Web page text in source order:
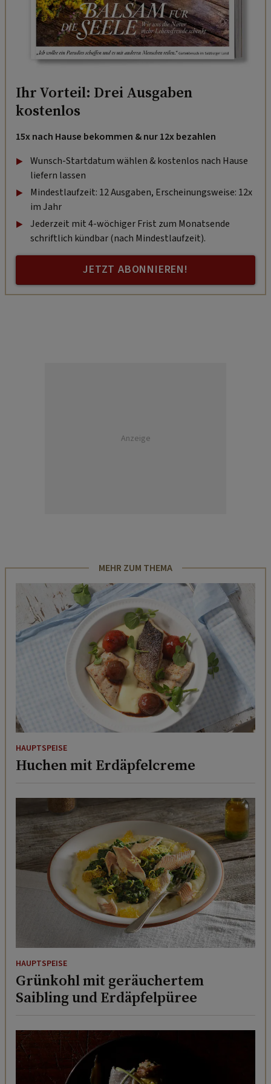
Ihr Vorteil: Drei Ausgaben
kostenlos
15x nach Hause bekommen & nur 12x bezahlen
Wunsch-Startdatum wählen & kostenlos nach Hause
liefern lassen
Mindestlaufzeit: 12 Ausgaben, Erscheinungsweise: 12x
im Jahr
Jederzeit mit 4-wöchiger Frist zum Monatsende
schriftlich kündbar (nach Mindestlaufzeit).
JETZT ABONNIEREN!
Anzeige
MEHR ZUM THEMA
HAUPTSPEISE
Huchen mit Erdäpfelcreme
HAUPTSPEISE
Grünkohl mit geräuchertem
Saibling und Erdäpfelpüree